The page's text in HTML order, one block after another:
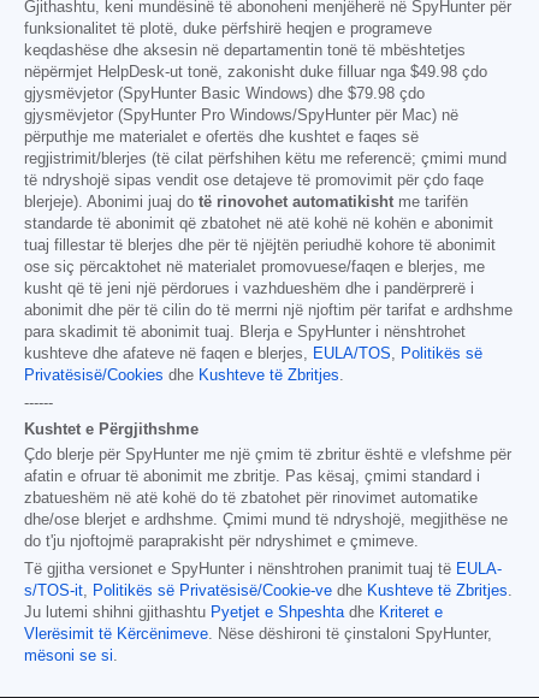
Gjithashtu, keni mundësinë të abonoheni menjëherë në SpyHunter për
funksionalitet të plotë, duke përfshirë heqjen e programeve
keqdashëse dhe aksesin në departamentin tonë të mbështetjes
nëpërmjet HelpDesk-ut tonë, zakonisht duke filluar nga $49.98 çdo
gjysmëvjetor (SpyHunter Basic Windows) dhe $79.98 çdo
gjysmëvjetor (SpyHunter Pro Windows/SpyHunter për Mac) në
përputhje me materialet e ofertës dhe kushtet e faqes së
regjistrimit/blerjes (të cilat përfshihen këtu me referencë; çmimi mund
të ndryshojë sipas vendit ose detajeve të promovimit për çdo faqe
blerjeje). Abonimi juaj do të rinovohet automatikisht me tarifën
standarde të abonimit që zbatohet në atë kohë në kohën e abonimit
tuaj fillestar të blerjes dhe për të njëjtën periudhë kohore të abonimit
ose siç përcaktohet në materialet promovuese/faqen e blerjes, me
kusht që të jeni një përdorues i vazhdueshëm dhe i pandërprerë i
abonimit dhe për të cilin do të merrni një njoftim për tarifat e ardhshme
para skadimit të abonimit tuaj. Blerja e SpyHunter i nënshtrohet
kushteve dhe afateve në faqen e blerjes, EULA/TOS, Politikës së
Privatësisë/Cookies dhe Kushteve të Zbritjes.
------
Kushtet e Përgjithshme
Çdo blerje për SpyHunter me një çmim të zbritur është e vlefshme për
afatin e ofruar të abonimit me zbritje. Pas kësaj, çmimi standard i
zbatueshëm në atë kohë do të zbatohet për rinovimet automatike
dhe/ose blerjet e ardhshme. Çmimi mund të ndryshojë, megjithëse ne
do t'ju njoftojmë paraprakisht për ndryshimet e çmimeve.
Të gjitha versionet e SpyHunter i nënshtrohen pranimit tuaj të EULA-
s/TOS-it, Politikës së Privatësisë/Cookie-ve dhe Kushteve të Zbritjes.
Ju lutemi shihni gjithashtu Pyetjet e Shpeshtadhe Kriteret e
Vlerësimit të Kërcënimeve. Nëse dëshironi të çinstaloni SpyHunter,
mësoni se si.